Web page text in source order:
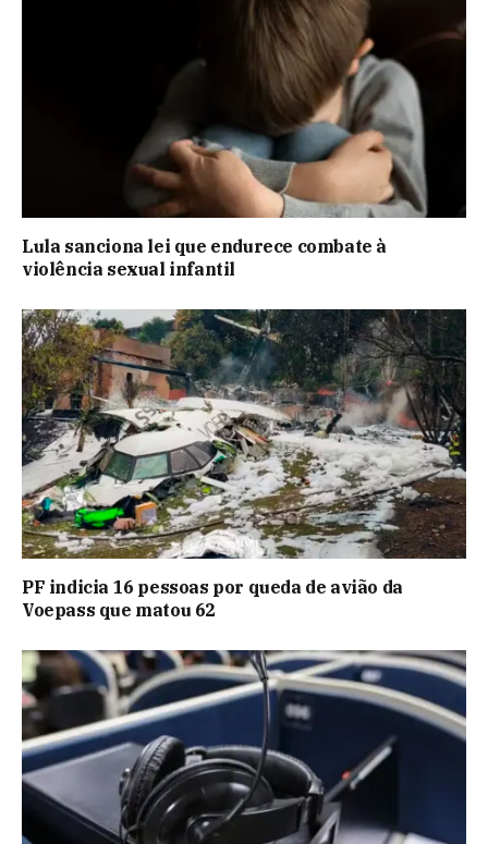
Lula sanciona lei que endurece combate à
violência sexual infantil
PF indicia 16 pessoas por queda de avião da
Voepass que matou 62